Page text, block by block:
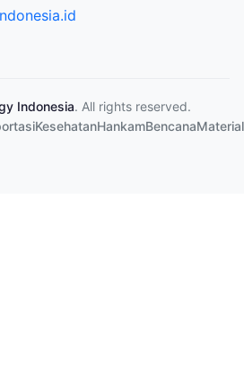
Indonesia. All rights reserved.
KesehatanHankamBencanaMaterial